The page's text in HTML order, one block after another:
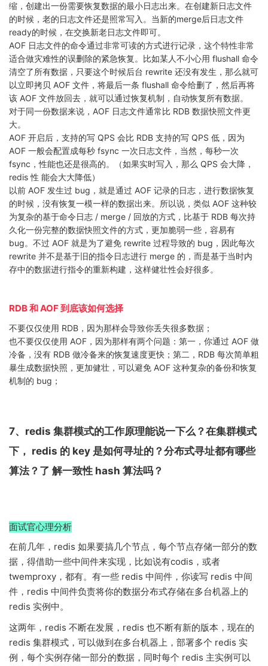
缩，创建出一份需要恢复数据的最小日志出来。在创建新日志文件
的时候，老的日志文件还是照常写入。当新的merge后日志文件
ready的时候，在交换新老日志文件即可。
AOF 日志文件的命令通过非常可读的方式进行记录，这个特性非常
适合做灾难性的误删除的紧急恢复。比如某人不小心用 flushall 命令
清空了所有数据，只要这个时候后台 rewrite 还没有发生，那么就可
以立即拷贝 AOF 文件，将最后一条 flushall 命令给删了，然后再将
该 AOF 文件放回去，就可以通过恢复机制，自动恢复所有数据。
对于同一份数据来说，AOF 日志文件通常比 RDB 数据快照文件更
大。
AOF 开启后，支持的写 QPS 会比 RDB 支持的写 QPS 低，因为
AOF 一般会配置成每秒 fsync 一次日志文件，当然，每秒一次
fsync，性能也还是很高的。（如果实时写入，那么 QPS 会大降，
redis 性 能会大大降低）
以前 AOF 发生过 bug，就是通过 AOF 记录的日志，进行数据恢复
的时候，没有恢复一模一样的数据出来。所以说，类似 AOF 这种较
为复杂的基于命令日志 / merge / 回放的方式，比基于 RDB 每次持
久化一份完整的数据快照文件的方式，更加脆弱一些，容易有
bug。不过 AOF 就是为了避免 rewrite 过程导致的 bug，因此每次
rewrite 并不是基于旧的指令日志进行 merge 的，而是基于当时内
存中的数据进行指令的重新构建，这样健壮性会好很多。
RDB 和 AOF 到底该如何选择
不要仅仅使用 RDB，因为那样会导致你丢失很多数据；
也不要仅仅使用 AOF，因为那样有两个问题：第一，你通过 AOF 做
冷备，没有 RDB 做冷备来的恢复速度更快；第二，RDB 每次简单粗
暴生成数据快照，更加健壮，可以避免 AOF 这种复杂的备份和恢复
机制的 bug；
7、redis 集群模式的工作原理能说一下么？在集群模式
下， redis 的 key 是如何寻址的？分布式寻址都有哪些
算法？了 解一致性 hash 算法吗？
面试官心理分析
在前几年，redis 如果要搞几个节点，每个节点存储一部分的数
据，得借助一些中间件来实现，比如说有codis，或者
twemproxy，都有。有一些 redis 中间件，你读写 redis 中间
件，redis 中间件负责将你的数据分布式存储在多台机器上的
redis 实例中。
这两年，redis 不断在发展，redis 也不断有新的版本，现在的
redis 集群模式，可以做到在多台机器上，部署多个 redis 实
例，每个实例存储一部分的数据，同时每个 redis 主实例可以